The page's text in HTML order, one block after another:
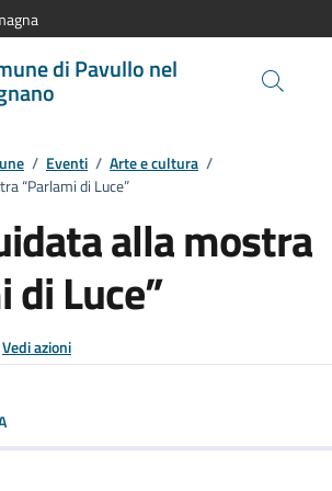
sito
di Pavullo nel
/ Eventi / Arte e cultura /
“Parlami di Luce”
alla mostra
di Luce”
Vedi azioni